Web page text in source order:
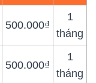
500.000₫
1
tháng
500.000₫
1
tháng